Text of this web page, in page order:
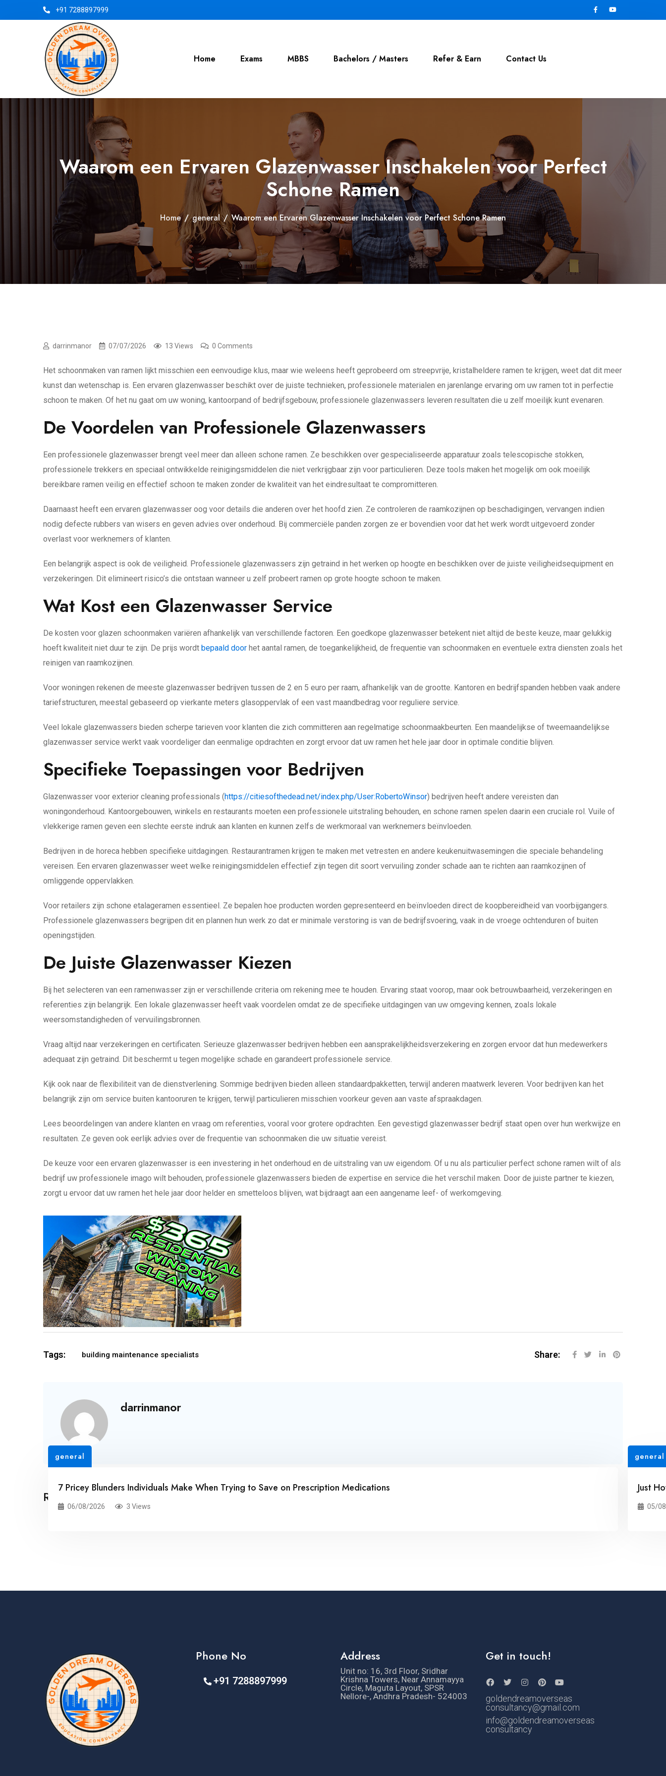
+91 7288897999
Home Exams MBBS Bachelors / Masters Refer & Earn Contact Us
Waarom een Ervaren Glazenwasser Inschakelen voor Perfect
Schone Ramen
Home / general / Waarom een Ervaren Glazenwasser Inschakelen voor Perfect Schone Ramen
darrinmanor 07/07/2026 13 Views 0 Comments
Het schoonmaken van ramen lijkt misschien een eenvoudige klus, maar wie weleens heeft geprobeerd om streepvrije, kristalheldere ramen te krijgen, weet dat dit meer
kunst dan wetenschap is. Een ervaren glazenwasser beschikt over de juiste technieken, professionele materialen en jarenlange ervaring om uw ramen tot in perfectie
schoon te maken. Of het nu gaat om uw woning, kantoorpand of bedrijfsgebouw, professionele glazenwassers leveren resultaten die u zelf moeilijk kunt evenaren.
De Voordelen van Professionele Glazenwassers
Een professionele glazenwasser brengt veel meer dan alleen schone ramen. Ze beschikken over gespecialiseerde apparatuur zoals telescopische stokken,
professionele trekkers en speciaal ontwikkelde reinigingsmiddelen die niet verkrijgbaar zijn voor particulieren. Deze tools maken het mogelijk om ook moeilijk
bereikbare ramen veilig en effectief schoon te maken zonder de kwaliteit van het eindresultaat te compromitteren.
Daarnaast heeft een ervaren glazenwasser oog voor details die anderen over het hoofd zien. Ze controleren de raamkozijnen op beschadigingen, vervangen indien
nodig defecte rubbers van wisers en geven advies over onderhoud. Bij commerciële panden zorgen ze er bovendien voor dat het werk wordt uitgevoerd zonder
overlast voor werknemers of klanten.
Een belangrijk aspect is ook de veiligheid. Professionele glazenwassers zijn getraind in het werken op hoogte en beschikken over de juiste veiligheidsequipment en
verzekeringen. Dit elimineert risico’s die ontstaan wanneer u zelf probeert ramen op grote hoogte schoon te maken.
Wat Kost een Glazenwasser Service
De kosten voor glazen schoonmaken variëren afhankelijk van verschillende factoren. Een goedkope glazenwasser betekent niet altijd de beste keuze, maar gelukkig
hoeft kwaliteit niet duur te zijn. De prijs wordt bepaald door het aantal ramen, de toegankelijkheid, de frequentie van schoonmaken en eventuele extra diensten zoals het
reinigen van raamkozijnen.
Voor woningen rekenen de meeste glazenwasser bedrijven tussen de 2 en 5 euro per raam, afhankelijk van de grootte. Kantoren en bedrijfspanden hebben vaak andere
tariefstructuren, meestal gebaseerd op vierkante meters glasoppervlak of een vast maandbedrag voor reguliere service.
Veel lokale glazenwassers bieden scherpe tarieven voor klanten die zich committeren aan regelmatige schoonmaakbeurten. Een maandelijkse of tweemaandelijkse
glazenwasser service werkt vaak voordeliger dan eenmalige opdrachten en zorgt ervoor dat uw ramen het hele jaar door in optimale conditie blijven.
Specifieke Toepassingen voor Bedrijven
Glazenwasser voor exterior cleaning professionals (https://citiesofthedead.net/index.php/User:RobertoWinsor) bedrijven heeft andere vereisten dan
woningonderhoud. Kantoorgebouwen, winkels en restaurants moeten een professionele uitstraling behouden, en schone ramen spelen daarin een cruciale rol. Vuile of
vlekkerige ramen geven een slechte eerste indruk aan klanten en kunnen zelfs de werkmoraal van werknemers beïnvloeden.
Bedrijven in de horeca hebben specifieke uitdagingen. Restaurantramen krijgen te maken met vetresten en andere keukenuitwasemingen die speciale behandeling
vereisen. Een ervaren glazenwasser weet welke reinigingsmiddelen effectief zijn tegen dit soort vervuiling zonder schade aan te richten aan raamkozijnen of
omliggende oppervlakken.
Voor retailers zijn schone etalageramen essentieel. Ze bepalen hoe producten worden gepresenteerd en beïnvloeden direct de koopbereidheid van voorbijgangers.
Professionele glazenwassers begrijpen dit en plannen hun werk zo dat er minimale verstoring is van de bedrijfsvoering, vaak in de vroege ochtenduren of buiten
openingstijden.
De Juiste Glazenwasser Kiezen
Bij het selecteren van een ramenwasser zijn er verschillende criteria om rekening mee te houden. Ervaring staat voorop, maar ook betrouwbaarheid, verzekeringen en
referenties zijn belangrijk. Een lokale glazenwasser heeft vaak voordelen omdat ze de specifieke uitdagingen van uw omgeving kennen, zoals lokale
weersomstandigheden of vervuilingsbronnen.
Vraag altijd naar verzekeringen en certificaten. Serieuze glazenwasser bedrijven hebben een aansprakelijkheidsverzekering en zorgen ervoor dat hun medewerkers
adequaat zijn getraind. Dit beschermt u tegen mogelijke schade en garandeert professionele service.
Kijk ook naar de flexibiliteit van de dienstverlening. Sommige bedrijven bieden alleen standaardpakketten, terwijl anderen maatwerk leveren. Voor bedrijven kan het
belangrijk zijn om service buiten kantooruren te krijgen, terwijl particulieren misschien voorkeur geven aan vaste afspraakdagen.
Lees beoordelingen van andere klanten en vraag om referenties, vooral voor grotere opdrachten. Een gevestigd glazenwasser bedrijf staat open over hun werkwijze en
resultaten. Ze geven ook eerlijk advies over de frequentie van schoonmaken die uw situatie vereist.
De keuze voor een ervaren glazenwasser is een investering in het onderhoud en de uitstraling van uw eigendom. Of u nu als particulier perfect schone ramen wilt of als
bedrijf uw professionele imago wilt behouden, professionele glazenwassers bieden de expertise en service die het verschil maken. Door de juiste partner te kiezen,
zorgt u ervoor dat uw ramen het hele jaar door helder en smetteloos blijven, wat bijdraagt aan een aangename leef- of werkomgeving.
Tags: building maintenance specialists Share:
darrinmanor
Related Posts
general
7 Pricey Blunders Individuals Make When Trying to Save on Prescription Medications
06/08/2026 3 Views
general
Just
05/
Phone No
+91 7288897999
Address
Unit no: 16, 3rd Floor, Sridhar
Krishna Towers, Near Annamayya
Circle, Maguta Layout, SPSR
Nellore-, Andhra Pradesh- 524003
Get in touch!
goldendreamoverseas
consultancy@gmail.com
info@goldendreamoverseas
consultancy